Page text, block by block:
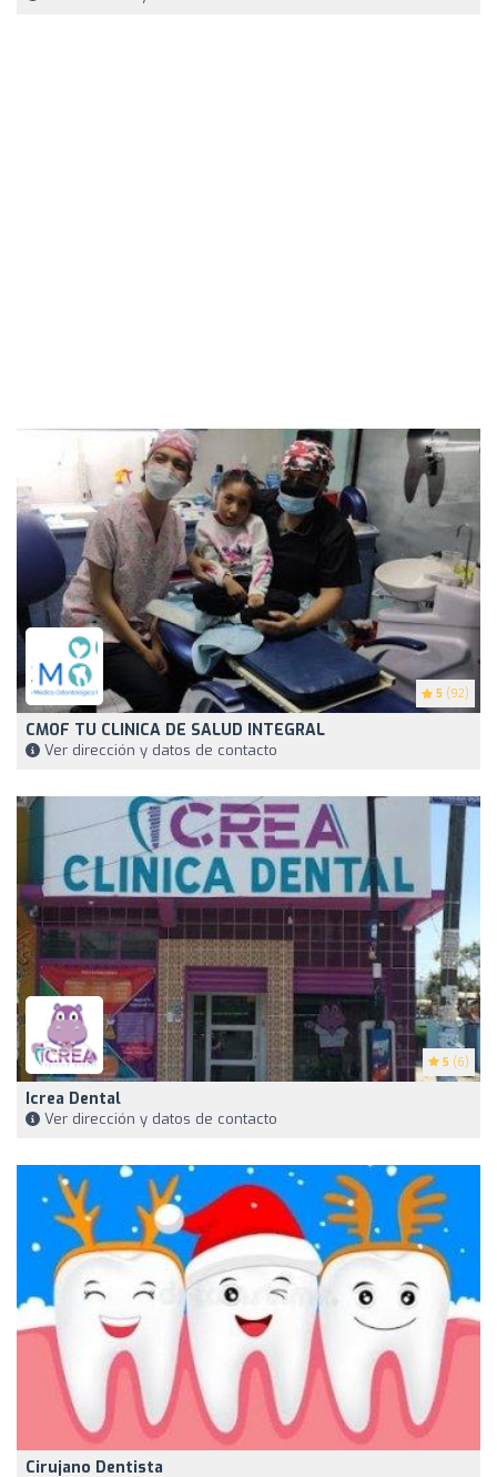
5 (92)
CMOF TU CLINICA DE SALUD INTEGRAL
Ver dirección y datos de contacto
5 (6)
Icrea Dental
Ver dirección y datos de contacto
Cirujano Dentista